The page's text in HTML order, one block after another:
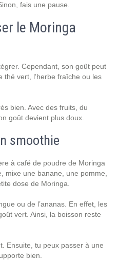
fais une pause.
le Moringa
Cependant, son goût peut
vert, l’herbe fraîche ou les
bien. Avec des fruits, du
goût devient plus doux.
smoothie
à café de poudre de Moringa
mixe une banane, une pomme,
dose de Moringa.
ou de l’ananas. En effet, les
vert. Ainsi, la boisson reste
Ensuite, tu peux passer à une
bien.